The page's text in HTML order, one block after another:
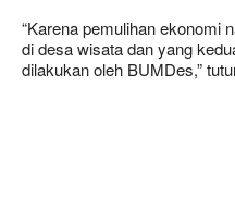
“Karena pemulihan ekonomi
di desa wisata dan yang
dilakukan oleh BUMDes,”